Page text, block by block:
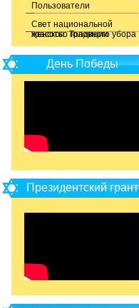
Пользователи
Свет национальной
День Победы
Президентский грант